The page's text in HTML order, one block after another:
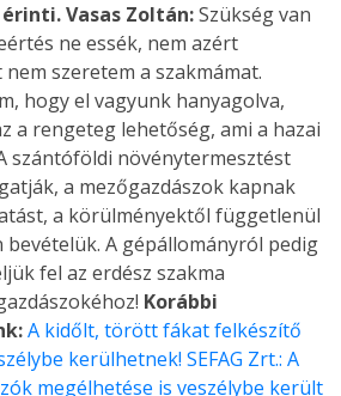
érinti.Vasas Zoltán:Szükség van
ne essék, nem azért
szeretem a szakmámat.
hogy el vagyunk hanyagolva,
a rengeteg lehetőség, ami a hazai
szántóföldi növénytermesztést
a mezőgazdászok kapnak
a körülményektől függetlenül
bevételük. A gépállományról pedig
fel az erdész szakma
Korábbi
A kidőlt, törött fákat felkészítő
kerülhetnek! SEFAG Zrt.: A
megélhetése is veszélybe került